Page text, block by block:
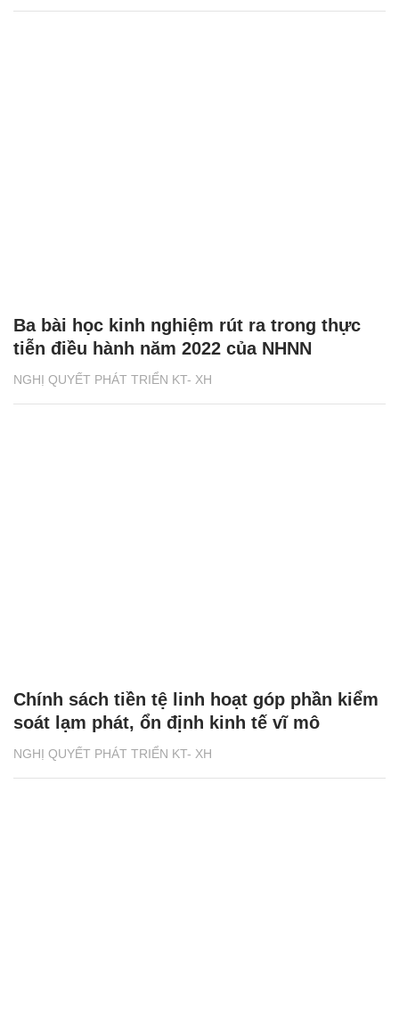
NGHỊ QUYẾT PHÁT TRIỂN KT- XH
Ba bài học kinh nghiệm rút ra trong thực
tiễn điều hành năm 2022 của NHNN
NGHỊ QUYẾT PHÁT TRIỂN KT- XH
Chính sách tiền tệ linh hoạt góp phần kiểm
soát lạm phát, ổn định kinh tế vĩ mô